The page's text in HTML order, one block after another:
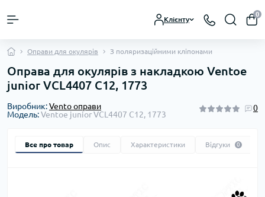
Клієнту
0
Оправи для окулярів З поляризаційними кліпонами
Оправа для окулярів з накладкою Ventoe
junior VCL4407 C12, 1773
Виробник:Vento оправи
Модель:Ventoe junior VCL4407 C12, 1773
0
Все про товар Опис Характеристики Відгуки 0